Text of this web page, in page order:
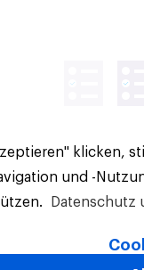
vorbehalten.
klicken,
und -
Datenschutz